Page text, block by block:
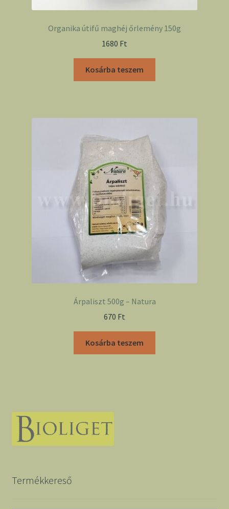
Organika útifű maghéj őrlemény 150g
1680 Ft
Kosárba teszem
Árpaliszt 500g – Natura
670 Ft
Kosárba teszem
Termékkereső